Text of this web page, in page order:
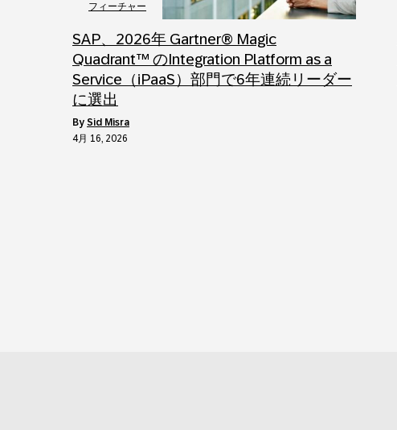
フィーチャー
SAP、2026年 Gartner® Magic
Quadrant™ のIntegration Platform as a
Service（iPaaS）部門で6年連続リーダー
に選出
by Sid Misra
4月 16, 2026